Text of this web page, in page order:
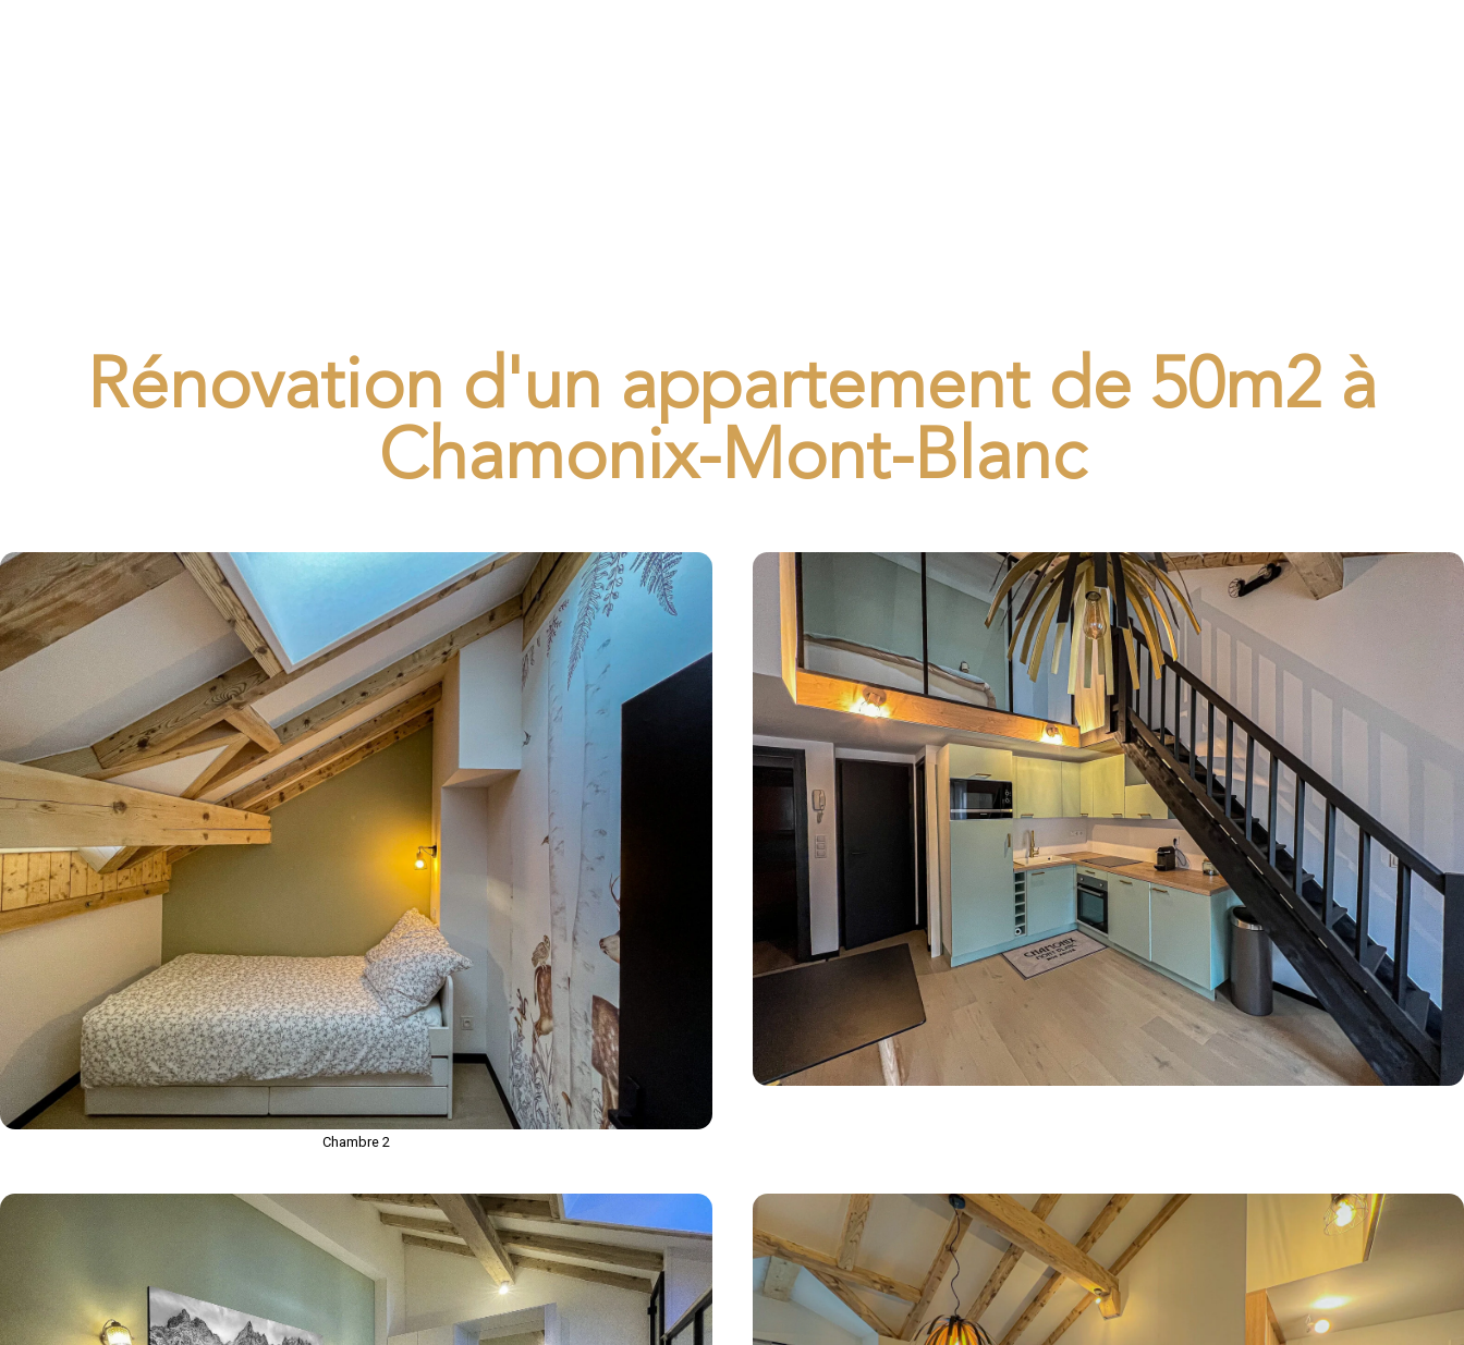
Rénovation d'un appartement de 50m2 à
Chamonix-Mont-Blanc
Chambre 2